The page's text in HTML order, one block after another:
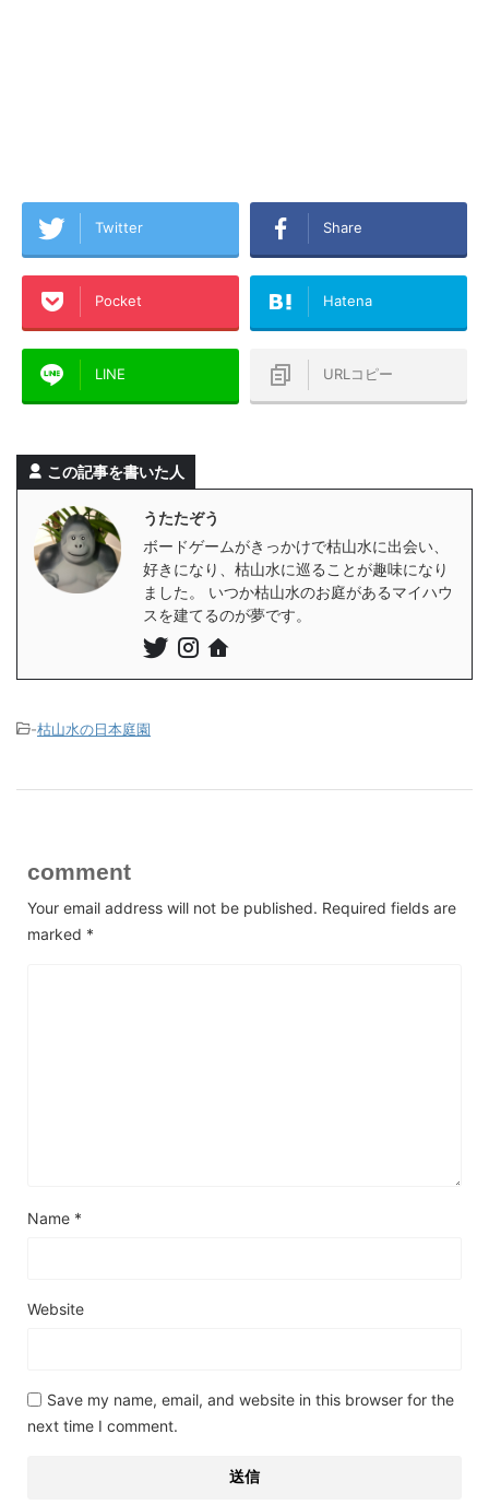
Twitter Share
Pocket Hatena
LINE URLコピー
この記事を書いた人
うたたぞう
ボードゲームがきっかけで枯山水に出会い、
好きになり、枯山水に巡ることが趣味になり
ました。 いつか枯山水のお庭があるマイハウ
スを建てるのが夢です。
-枯山水の日本庭園
comment
Your email address will not be published. Required fields are
marked *
Name *
Website
Save my name, email, and website in this browser for the
next time I comment.